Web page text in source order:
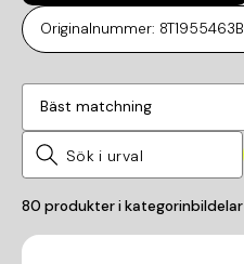
Originalnummer: 8T1955463B
Bäst matchning
80 produkter i kategorinbildelar